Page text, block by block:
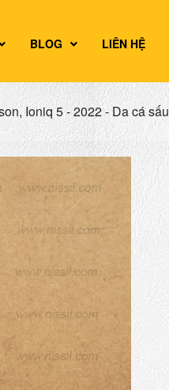
BLOG LIÊN HỆ
Ioniq 5 - 2022 - Da cá sấu